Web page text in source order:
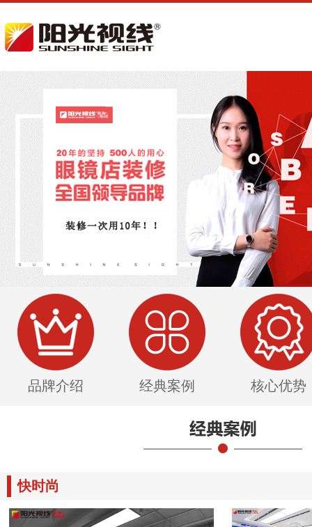
品牌介绍 经典案例 核心优势
快时尚